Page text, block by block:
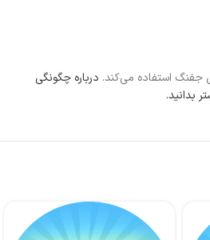
استفاده می‌کند. درباره چگونگی
بدانید.